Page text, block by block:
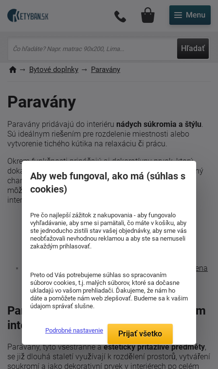
Hľadať
Môj účet
Bytové doplnky Paravány
Paravány
Paravány pridávajú do interiéru nádych súkromia a štýlu.
Sú ideálnym riešením pre rozdelenie miestnosti alebo
vytvorenie tichého kútika na relaxáciu či prácu.
Okrem funkčnosti prinášajú aj dekoratívny prvok, ktorý
dokáže zmeniť atmosféru priestoru a dodať mu jedinečný
charakter. Vďaka širokej škále materiálov a dizajnov si
môžete vybrať paraván, ktorý dokonale ladí s vaším
interiérom.
Zákazníci tiež nakupujú podľa týchto kritérií:
Studená pena
Paravány: funkční elegance v každém
interiéru
Paravány, tyto všestranné aesteticky přitažlivé předměty,
se již dlouhá staletí využívají k rozdělení prostorů, vytváření
soukromí a jako dekorativní prvek v interiérech po celém
Aby web fungoval, ako má (súhlas s
cookies)
Pre čo najlepší zážitok z nakupovania - aby fungovalo
vyhľadávanie, aby sme si pamätali, čo máte v košíku, aby
ste jednoducho zistili stav vašej objednávky, aby sme vás
neobťažovali nevhodnou reklamou a aby ste sa nemuseli
zakaždým prihlasovať.
Preto od Vás potrebujeme súhlas so spracovaním
súborov cookies, t.j. malých súborov, ktoré sa dočasne
ukladajú vo vašom prehliadači. Ďakujeme, že nám ho
dáte a pomôžete nám web zlepšovať. Budeme sa k vašim
údajom správať slušne.
Podrobné nastavenie Prijať všetko